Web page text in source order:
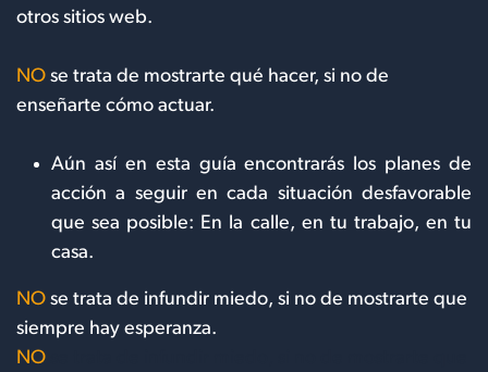
otros sitios web.
NO se trata de mostrarte qué hacer, si no de
enseñarte cómo actuar.
Aún así en esta guía encontrarás los planes de
acción a seguir en cada situación desfavorable
que sea posible: En la calle, en tu trabajo, en tu
casa.
NO se trata de infundir miedo, si no de mostrarte que
siempre hay esperanza.
NO